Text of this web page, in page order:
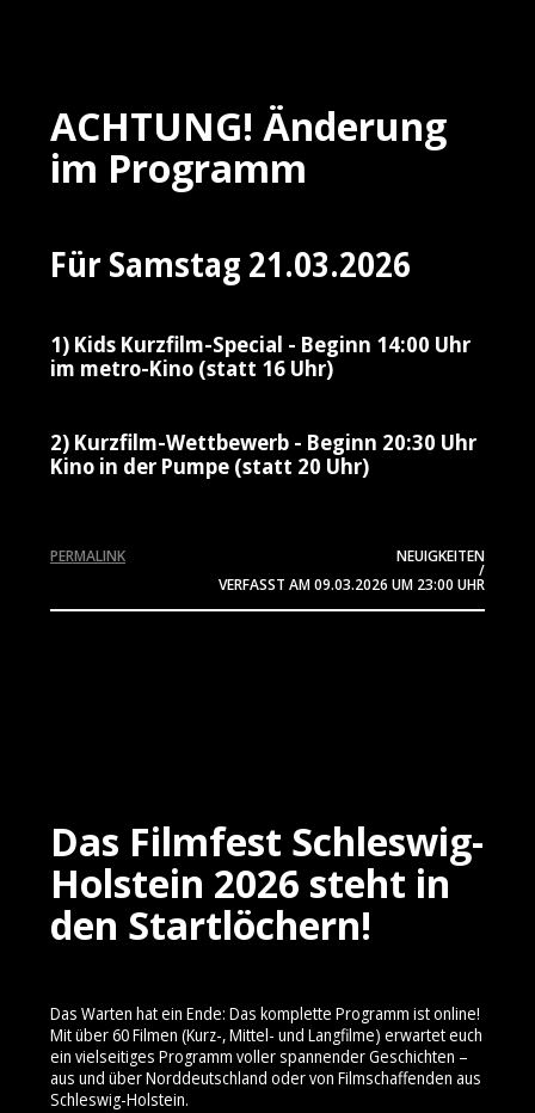
ACHTUNG! Änderung
im Programm
Für Samstag 21.03.2026
1) Kids Kurzfilm-Special - Beginn 14:00 Uhr
im metro-Kino (statt 16 Uhr)
2) Kurzfilm-Wettbewerb - Beginn 20:30 Uhr
Kino in der Pumpe (statt 20 Uhr)
NEUIGKEITEN
/
VERFASST AM09.03.2026 UM 23:00 UHR
PERMALINK
Das Filmfest Schleswig-
Holstein 2026 steht in
den Startlöchern!
Das Warten hat ein Ende: Das komplette Programm ist online!
Mit über 60 Filmen (Kurz-, Mittel- und Langfilme) erwartet euch
ein vielseitiges Programm voller spannender Geschichten –
aus und über Norddeutschland oder von Filmschaffenden aus
Schleswig-Holstein.